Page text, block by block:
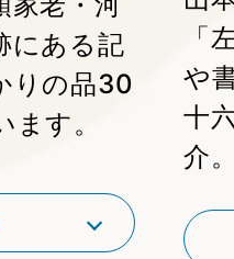
にある記
りの品30
す。
「
や
十
介